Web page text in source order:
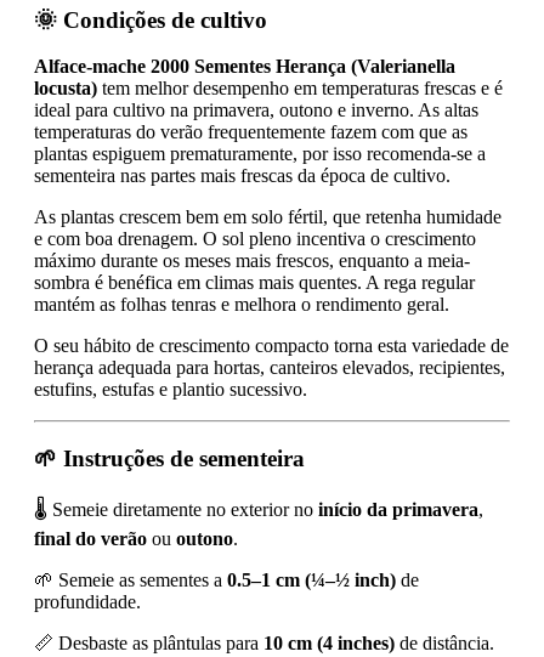
🌞 Condições de cultivo
Alface-mache 2000 Sementes Herança (Valerianella
locusta) tem melhor desempenho em temperaturas frescas e é
ideal para cultivo na primavera, outono e inverno. As altas
temperaturas do verão frequentemente fazem com que as
plantas espiguem prematuramente, por isso recomenda-se a
sementeira nas partes mais frescas da época de cultivo.
As plantas crescem bem em solo fértil, que retenha humidade
e com boa drenagem. O sol pleno incentiva o crescimento
máximo durante os meses mais frescos, enquanto a meia-
sombra é benéfica em climas mais quentes. A rega regular
mantém as folhas tenras e melhora o rendimento geral.
O seu hábito de crescimento compacto torna esta variedade de
herança adequada para hortas, canteiros elevados, recipientes,
estufins, estufas e plantio sucessivo.
🌱 Instruções de sementeira
🌡️ Semeie diretamente no exterior no início da primavera,
final do verão ou outono.
🌱 Semeie as sementes a 0.5–1 cm (¼–½ inch) de
profundidade.
📏 Desbaste as plântulas para 10 cm (4 inches) de distância.